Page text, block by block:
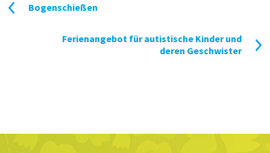
Beitragsnavigation
Bogenschießen
Ferienangebot für autistische Kinder und
deren Geschwister